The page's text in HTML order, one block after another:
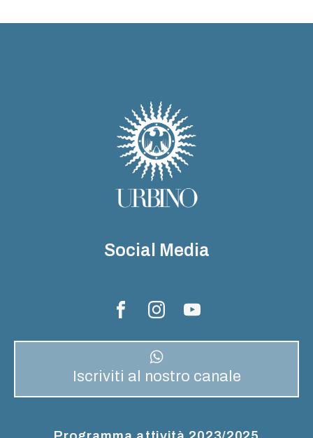
Social Media
Iscriviti al nostro canale